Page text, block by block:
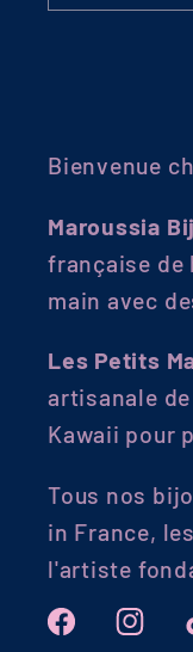
Bienvenue
Maroussia
française
main avec
Les Petits
artisanale
Kawaii pour
Tous nos
in France,
l'artiste
Facebook